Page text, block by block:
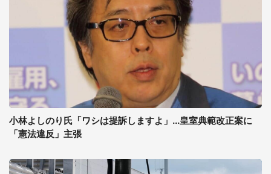
小林よしのり氏「ワシは提訴しますよ」...皇室典範改正案に
「憲法違反」主張